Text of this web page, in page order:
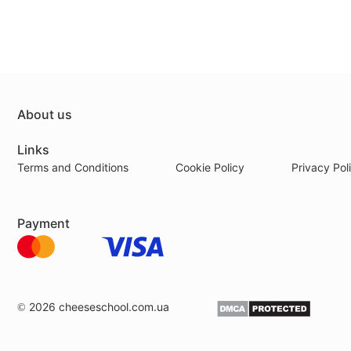
About us
Links
Terms and Conditions Cookie Policy Privacy
Payment
© 2026 cheeseschool.com.ua